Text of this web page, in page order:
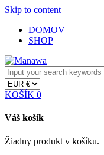
Skip to content
DOMOV
SHOP
KOŠÍK 0
Váš košík
Žiadny produkt v košíku.